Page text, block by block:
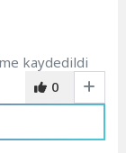
0